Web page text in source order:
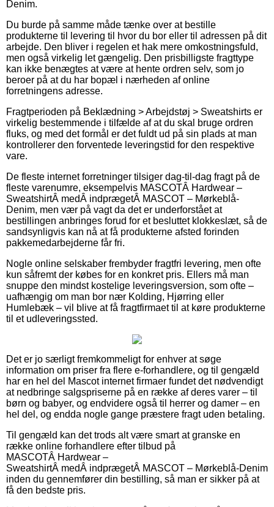
Denim.
Du burde på samme måde tænke over at bestille
produkterne til levering til hvor du bor eller til adressen på dit
arbejde. Den bliver i regelen et hak mere omkostningsfuld,
men også virkelig let gængelig. Den prisbilligste fragttype
kan ikke benægtes at være at hente ordren selv, som jo
beroer på at du har bopæl i nærheden af online
forretningens adresse.
Fragtperioden på Beklædning > Arbejdstøj > Sweatshirts er
virkelig bestemmende i tilfælde af at du skal bruge ordren
fluks, og med det formål er det fuldt ud på sin plads at man
kontrollerer den forventede leveringstid for den respektive
vare.
De fleste internet forretninger tilsiger dag-til-dag fragt på de
fleste varenumre, eksempelvis MASCOTÂ Hardwear –
SweatshirtÂ medÂ indprægetÂ MASCOT – Mørkeblå-
Denim, men vær på vagt da det er underforstået at
bestillingen anbringes forud for et besluttet klokkeslæt, så de
sandsynligvis kan nå at få produkterne afsted forinden
pakkemedarbejderne får fri.
Nogle online selskaber frembyder fragtfri levering, men ofte
kun såfremt der købes for en konkret pris. Ellers må man
snuppe den mindst kostelige leveringsversion, som ofte –
uafhængig om man bor nær Kolding, Hjørring eller
Humlebæk – vil blive at få fragtfirmaet til at køre produkterne
til et udleveringssted.
Det er jo særligt fremkommeligt for enhver at søge
information om priser fra flere e-forhandlere, og til gengæld
har en hel del Mascot internet firmaer fundet det nødvendigt
at nedbringe salgspriserne på en række af deres varer – til
børn og babyer, og endvidere også til herrer og damer – en
hel del, og endda nogle gange præstere fragt uden betaling.
Til gengæld kan det trods alt være smart at granske en
række online forhandlere efter tilbud på
MASCOTÂ Hardwear –
SweatshirtÂ medÂ indprægetÂ MASCOT – Mørkeblå-Denim
inden du gennemfører din bestilling, så man er sikker på at
få den bedste pris.